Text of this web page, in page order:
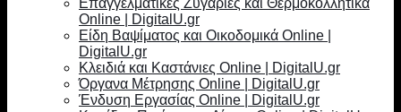
Επαγγελματικές Ζυγαριές και Θερμοκολλητικά
Online | DigitalU.gr
Είδη Βαψίματος και Οικοδομικά Online |
DigitalU.gr
Κλειδιά και Καστάνιες Online | DigitalU.gr
Όργανα Μέτρησης Online | DigitalU.gr
Ένδυση Εργασίας Online | DigitalU.gr